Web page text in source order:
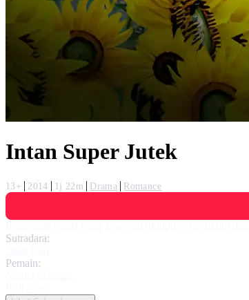
Intan Super Jutek
13+ 2014 1j 22m Drama
Romance
Sutradara:
Pemain: